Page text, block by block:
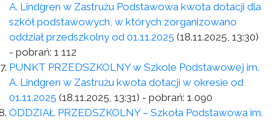
A. Lindgren w Zastrużu Podstawowa kwota dotacji dla
szkół podstawowych, w których zorganizowano
oddział przedszkolny od 01.11.2025 (18.11.2025, 13:30)
- pobrań: 1 112
PUNKT PRZEDSZKOLNY w Szkole Podstawowej im.
A. Lindgren w Zastrużu kwota dotacji w okresie od
01.11.2025 (18.11.2025, 13:31) - pobrań: 1 090
ODDZIAŁ PRZEDSZKOLNY – Szkoła Podstawowa im.